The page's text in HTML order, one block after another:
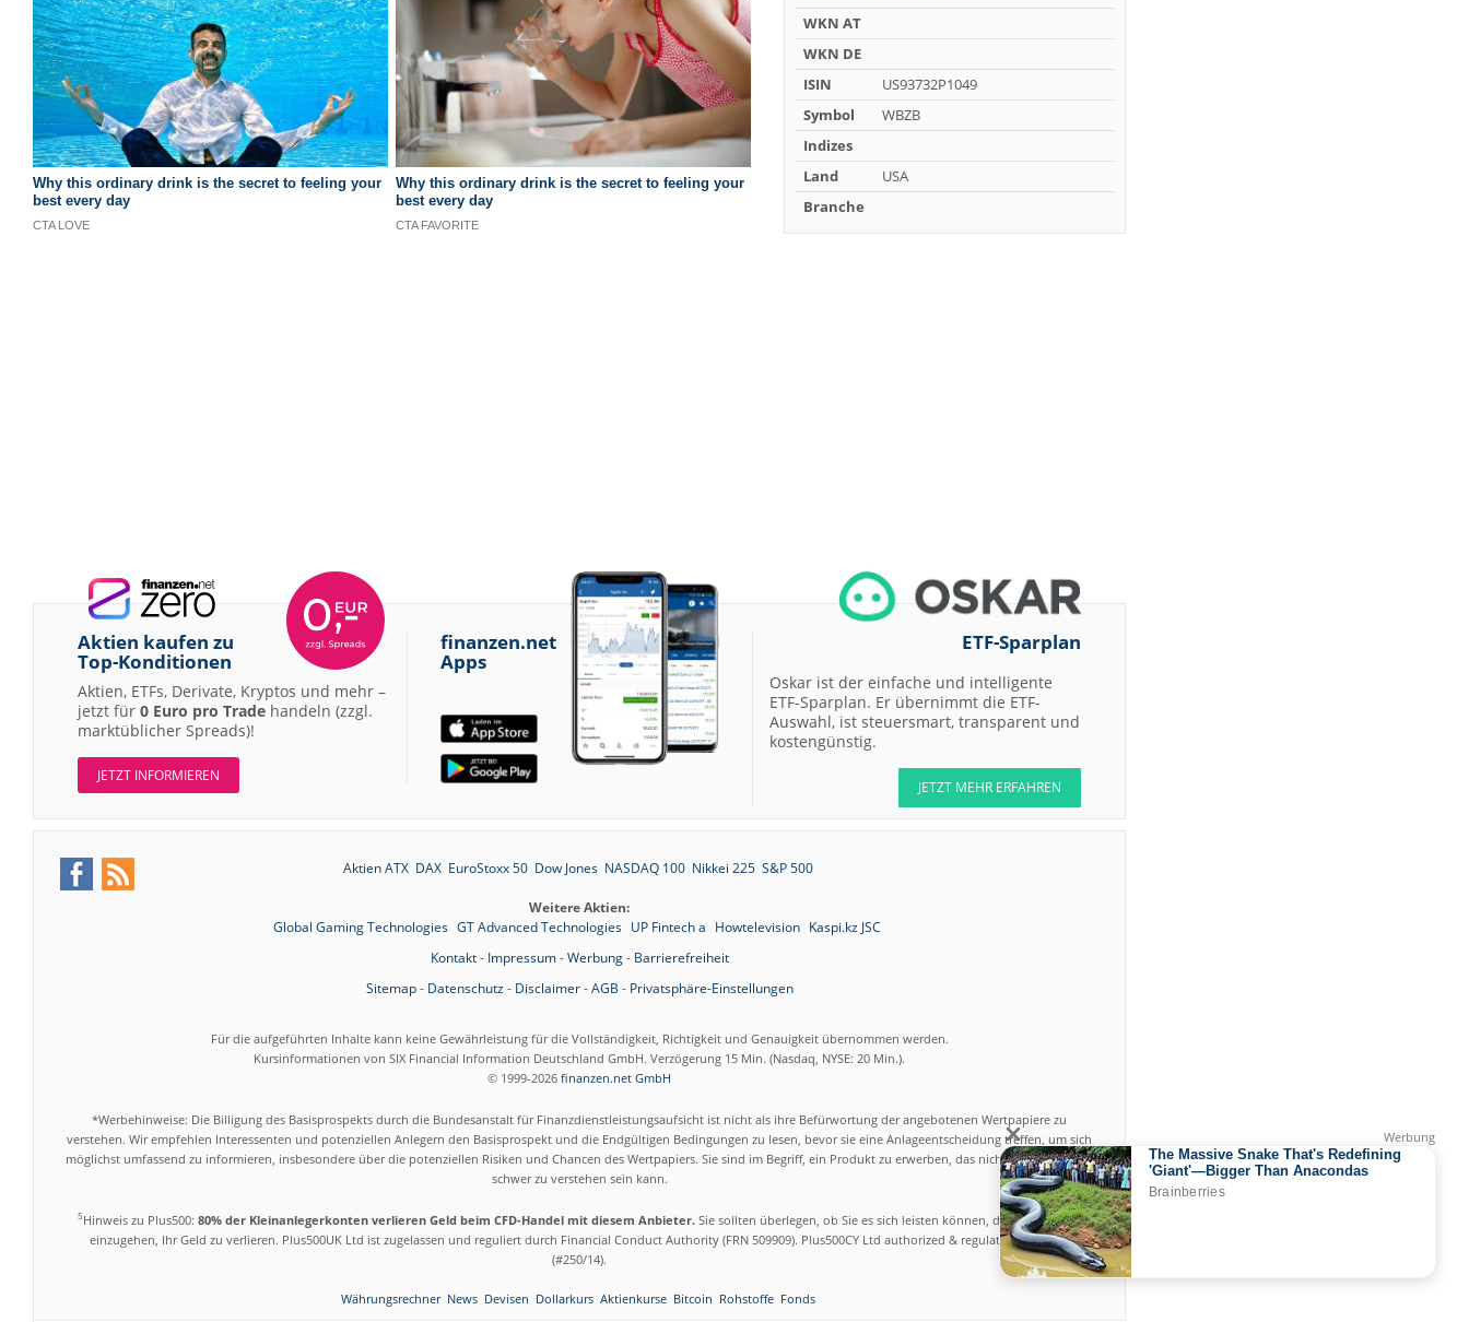
WKN AT
WKN DE
ISIN
US93732P1049
Symbol
WBZB
Indizes
Land
USA
Branche
Aktien kaufen zu
Top-Konditionen
Aktien, ETFs, Derivate, Kryptos und mehr –
jetzt für 0 Euro pro Trade handeln (zzgl.
marktüblicher Spreads)!
JETZT INFORMIEREN
finanzen.net
Apps
ETF-Sparplan
Oskar ist der einfache und intelligente
ETF-Sparplan. Er übernimmt die ETF-
Auswahl, ist steuersmart, transparent und
kostengünstig.
JETZT MEHR ERFAHREN
Aktien ATX DAX EuroStoxx 50 Dow Jones NASDAQ 100 Nikkei 225 S&P 500
Weitere Aktien:
Global Gaming Technologies GT Advanced Technologies UP Fintech a Howtelevision Kaspi.kz JSC
Kontakt- Impressum-Werbung- Barrierefreiheit
Sitemap- Datenschutz- Disclaimer-AGB - Privatsphäre-Einstellungen
Für die aufgeführten Inhalte kann keine Gewährleistung für die Vollständigkeit, Richtigkeit und Genauigkeit übernommen werden.
Kursinformationen von SIX Financial Information Deutschland GmbH. Verzögerung 15 Min. (Nasdaq, NYSE: 20 Min.).
© 1999-2026 finanzen.net GmbH
*Werbehinweise: Die Billigung des Basisprospekts durch die Bundesanstalt für Finanzdienstleistungsaufsicht ist nicht als ihre Befürwortung der angebotenen Wertpapiere zu
verstehen. Wir empfehlen Interessenten und potenziellen Anlegern den Basisprospekt und die Endgültigen Bedingungen zu lesen, bevor sie eine Anlageentscheidung treffen, um sich
möglichst umfassend zu informieren, insbesondere über die potenziellen Risiken und Chancen des Wertpapiers. Sie sind im Begriff, ein Produkt zu erwerben, das nicht einfach ist und
schwer zu verstehen sein kann.
5Hinweis zu Plus500: 80% der Kleinanlegerkonten verlieren Geld beim CFD-Handel mit diesem Anbieter.Sie sollten überlegen, ob Sie es sich leisten können, das hohe Risiko
einzugehen, Ihr Geld zu verlieren. Plus500UK Ltd ist zugelassen und reguliert durch Financial Conduct Authority (FRN 509909). Plus500CY Ltd authorized & regulated by CySEC
(#250/14).
Währungsrechner News Devisen Dollarkurs Aktienkurse Bitcoin Rohstoffe Fonds